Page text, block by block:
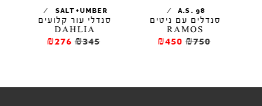
A.S. 98
/
סנדלים עם ניטים
RAMOS
₪750
₪450
SALT+UMBER
/
סנדלי עור קלועים
DAHLIA
₪345
₪276